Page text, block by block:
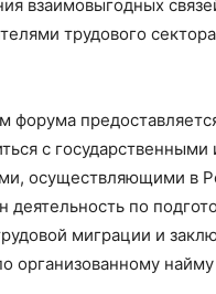
взаимовыгодных
трудового
форума
с
осуществляющими в
деятельность по
миграции и
организованному